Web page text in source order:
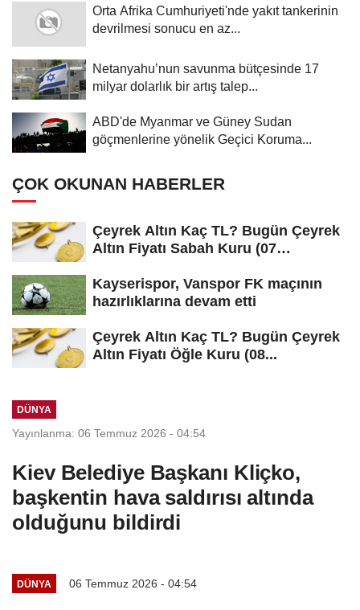
Orta Afrika Cumhuriyeti'nde yakıt tankerinin
devrilmesi sonucu en az...
Netanyahu’nun savunma bütçesinde 17
milyar dolarlık bir artış talep...
ABD'de Myanmar ve Güney Sudan
göçmenlerine yönelik Geçici Koruma...
ÇOK OKUNAN HABERLER
Çeyrek Altın Kaç TL? Bugün Çeyrek
Altın Fiyatı Sabah Kuru (07
Kayserispor, Vanspor FK maçının
hazırlıklarına devam etti
Çeyrek Altın Kaç TL? Bugün Çeyrek
Altın Fiyatı Öğle Kuru (08...
DÜNYA
Yayınlanma: 06 Temmuz 2026 - 04:54
Kiev Belediye Başkanı Kliçko,
başkentin hava saldırısı altında
olduğunu bildirdi
DÜNYA 06 Temmuz 2026 - 04:54